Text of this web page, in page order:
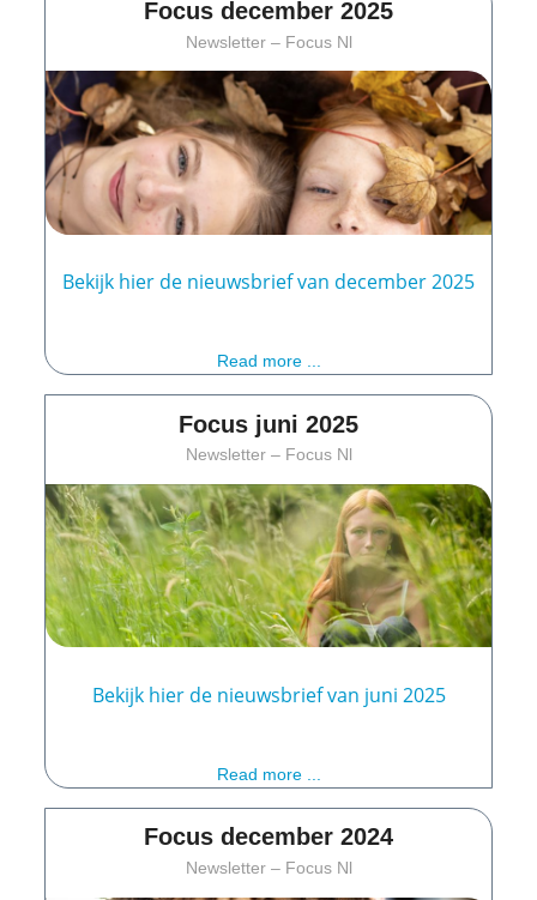
Focus december 2025
Newsletter – Focus Nl
Bekijk hier de nieuwsbrief van december 2025
Read more ...
Focus juni 2025
Newsletter – Focus Nl
Bekijk hier de nieuwsbrief van juni 2025
Read more ...
Focus december 2024
Newsletter – Focus Nl